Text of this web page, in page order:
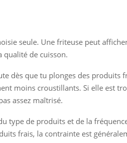
seule. Une friteuse peut
qualité de cuisson.
dès que tu plonges des
moins croustillants. Si elle est
assez maîtrisé.
de produits et de la
frais, la contrainte est